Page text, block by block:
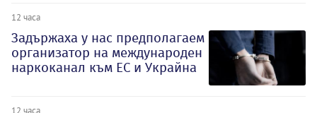
12 часа
Задържаха у нас предполагаем
организатор на международен
наркоканал към ЕС и Украйна
12 часа